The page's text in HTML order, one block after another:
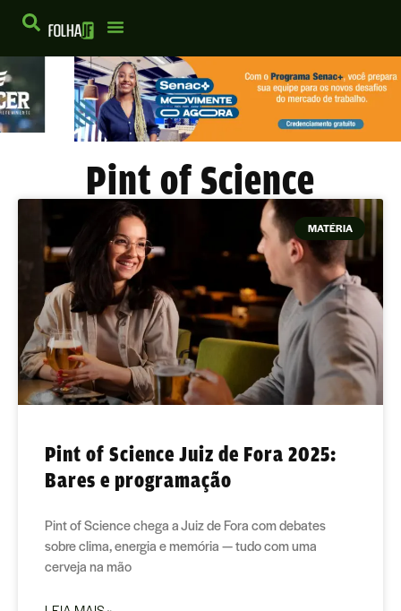
Pint of Science
MATÉRIA
Pint of Science Juiz de Fora 2025:
Bares e programação
Pint of Science chega a Juiz de Fora com debates
sobre clima, energia e memória — tudo com uma
cerveja na mão